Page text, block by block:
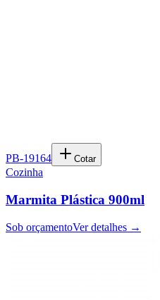
PB-19164 Cotar
Cozinha
Marmita Plástica 900ml
Sob orçamentoVer detalhes →